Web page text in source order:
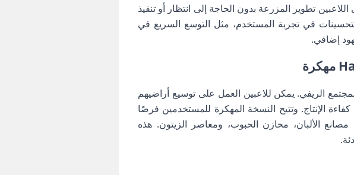
تطوير المزرعة بدون الحاجة إلى انتظار أو تنفيذ
في تجربة المستخدم، مثل التوسع السريع في
إضافي.
الريفي. يمكن للاعبين العمل على توسيع أراضيهم
الإنتاج. وتتيح النسخة المهكرة للمستخدمين فرصًا
الألبان، مخازن الحبوب، ومعاصر الزيتون. هذه